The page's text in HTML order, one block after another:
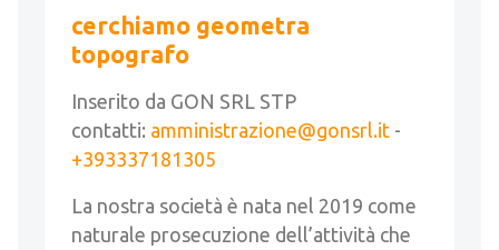
cerchiamo geometra
topografo
Inserito da GON SRL STP
contatti: amministrazione@gonsrl.it -
+393337181305
La nostra società è nata nel 2019 come
naturale prosecuzione dell’attività che